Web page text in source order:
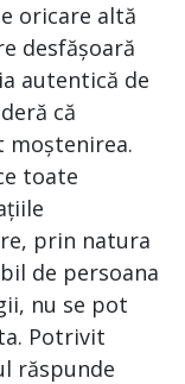
oricare altă
desfășoară
autentică de
că
toate
prin natura
de persoana
nu se pot
Potrivit
răspunde